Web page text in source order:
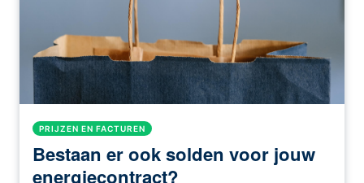
PRIJZEN EN FACTUREN
Bestaan er ook solden voor jouw
energiecontract?